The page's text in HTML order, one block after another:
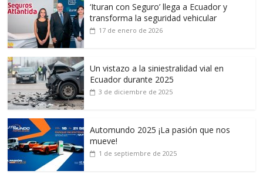
‘Ituran con Seguro’ llega a Ecuador y
transforma la seguridad vehicular
17 de enero de 2026
Un vistazo a la siniestralidad vial en
Ecuador durante 2025
3 de diciembre de 2025
Automundo 2025 ¡La pasión que nos
mueve!
1 de septiembre de 2025